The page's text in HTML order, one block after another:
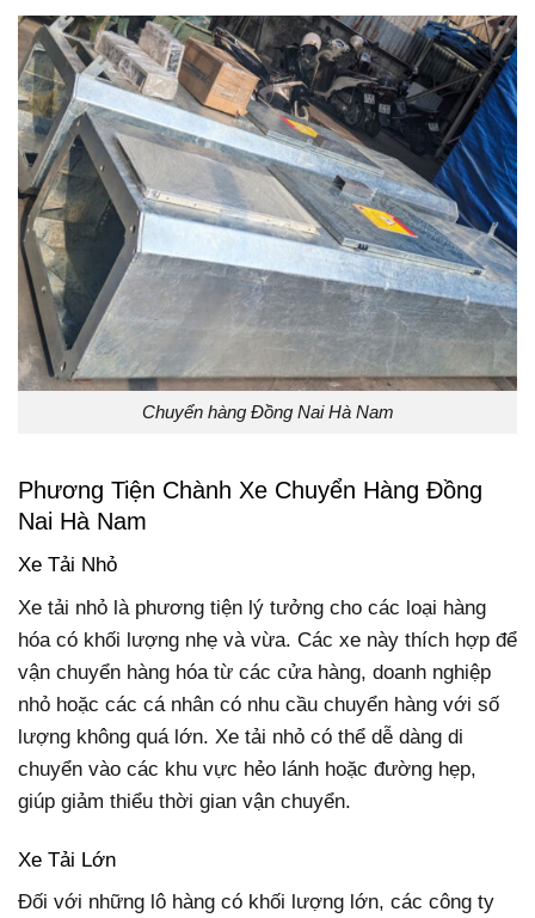
Chuyển hàng Đồng Nai Hà Nam
Phương Tiện Chành Xe Chuyển Hàng Đồng
Nai Hà Nam
Xe Tải Nhỏ
Xe tải nhỏ là phương tiện lý tưởng cho các loại hàng
hóa có khối lượng nhẹ và vừa. Các xe này thích hợp để
vận chuyển hàng hóa từ các cửa hàng, doanh nghiệp
nhỏ hoặc các cá nhân có nhu cầu chuyển hàng với số
lượng không quá lớn. Xe tải nhỏ có thể dễ dàng di
chuyển vào các khu vực hẻo lánh hoặc đường hẹp,
giúp giảm thiểu thời gian vận chuyển.
Xe Tải Lớn
Đối với những lô hàng có khối lượng lớn, các công ty